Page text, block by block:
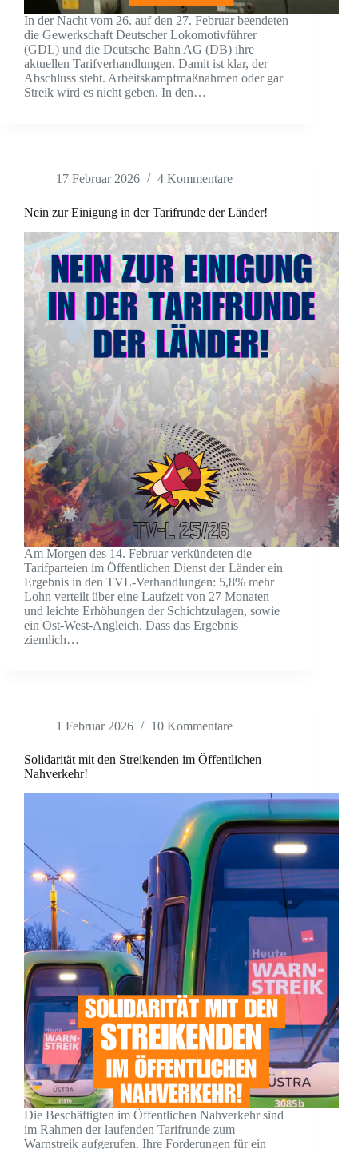
In der Nacht vom 26. auf den 27. Februar beendeten
die Gewerkschaft Deutscher Lokomotivführer
(GDL) und die Deutsche Bahn AG (DB) ihre
aktuellen Tarifverhandlungen. Damit ist klar, der
Abschluss steht. Arbeitskampfmaßnahmen oder gar
Streik wird es nicht geben. In den…
17 Februar 2026 4 Kommentare
Nein zur Einigung in der Tarifrunde der Länder!
Am Morgen des 14. Februar verkündeten die
Tarifparteien im Öffentlichen Dienst der Länder ein
Ergebnis in den TVL-Verhandlungen: 5,8% mehr
Lohn verteilt über eine Laufzeit von 27 Monaten
und leichte Erhöhungen der Schichtzulagen, sowie
ein Ost-West-Angleich. Dass das Ergebnis
ziemlich…
1 Februar 2026 10 Kommentare
Solidarität mit den Streikenden im Öffentlichen
Nahverkehr!
Die Beschäftigten im Öffentlichen Nahverkehr sind
im Rahmen der laufenden Tarifrunde zum
Warnstreik aufgerufen. Ihre Forderungen für ein